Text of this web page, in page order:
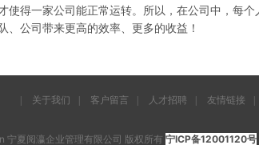
使得一家公司能正常运转。所以，在公司中，每
、公司带来更高的效率、更多的收益！
关于我们 客户留言 人才招聘 友情链接
夏阅瀛企业管理有限公司 版权所有 宁ICP备12001120号